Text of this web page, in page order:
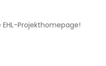
EHL-Projekthomepage!